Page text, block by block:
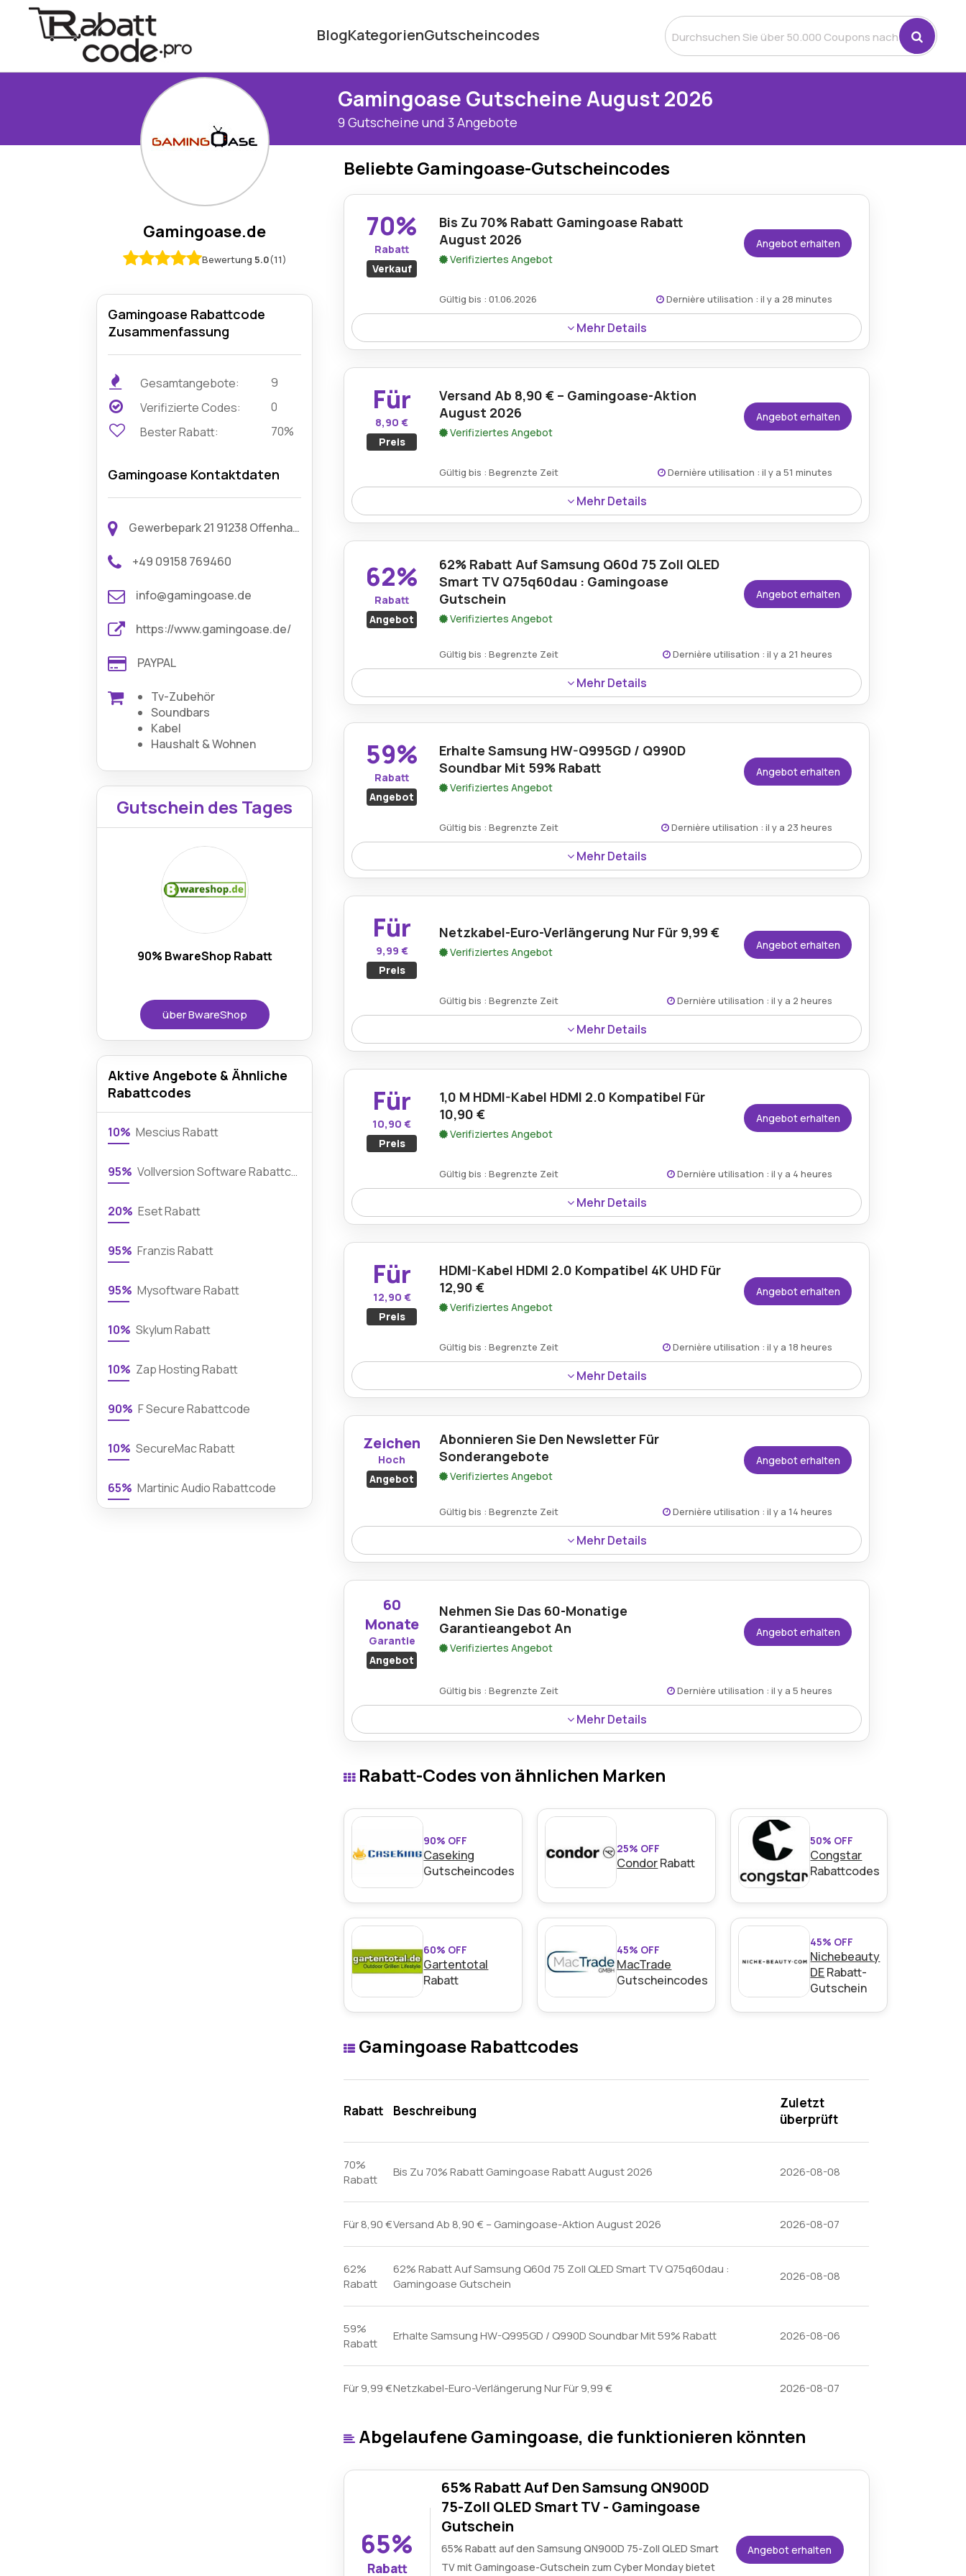
BlogKategorienGutscheincodes
Gamingoase Gutscheine August 2026
9 Gutscheine und 3 Angebote
Beliebte Gamingoase-Gutscheincodes
70%
Rabatt
Verkauf
Bis Zu 70% Rabatt Gamingoase Rabatt
August 2026
Verifiziertes Angebot
Angebot erhalten
Gültig bis : 01.06.2026 Dernière utilisation : il y a 28 minutes
Mehr Details
Käufer können im August 2026 mit Gamingoase-Rabatten bis zu 70% sparen und dabei
erhebliche Ermäßigungen auf Premium-Elektronik, Unterhaltungssysteme und moderne Smart-
Für
8,90 €
Preis
Versand Ab 8,90 € – Gamingoase-Aktion
August 2026
Verifiziertes Angebot
Angebot erhalten
Gültig bis : Begrenzte Zeit Dernière utilisation : il y a 51 minutes
Mehr Details
Mit dieser exklusiven Gamingoase-Aktion erhalten Sie Versandkosten ab nur 8,90 € und sparen so
noch mehr.
62%
Rabatt
Angebot
62% Rabatt Auf Samsung Q60d 75 Zoll QLED
Smart TV Q75q60dau : Gamingoase
Gutschein
Verifiziertes Angebot
Angebot erhalten
Gültig bis : Begrenzte Zeit Dernière utilisation : il y a 21 heures
Mehr Details
Kunden können mit einem Gamingoase-Gutschein 62% auf den Samsung Q60D 75 Zoll QLED
Smart TV Q75Q60DAU sichern, der hohe Leistung, beeindruckende Bilder und Erschwinglichkeit
59%
Rabatt
Angebot
Erhalte Samsung HW-Q995GD / Q990D
Soundbar Mit 59% Rabatt
Verifiziertes Angebot
Angebot erhalten
Gültig bis : Begrenzte Zeit Dernière utilisation : il y a 23 heures
Mehr Details
Die Samsung HW-Q995GD / Q990D Soundbar ist mit 59% Rabatt erhältlich, wodurch Käufer
kraftvollen Surround-Sound, erweiterte Funktionen und erstklassige Audioqualität zu einem
Für
9,99 €
Preis
Netzkabel-Euro-Verlängerung Nur Für 9,99 €
Verifiziertes Angebot
Angebot erhalten
Gültig bis : Begrenzte Zeit Dernière utilisation : il y a 2 heures
Mehr Details
Erhalten Sie eine Euro-Stromkabel-Verlängerung zum Sonderpreis von nur 9,99 € für zuverlässige
Konnektivität Ihrer Geräte.
Für
10,90 €
Preis
1,0 M HDMI-Kabel HDMI 2.0 Kompatibel Für
10,90 €
Verifiziertes Angebot
Angebot erhalten
Gültig bis : Begrenzte Zeit Dernière utilisation : il y a 4 heures
Mehr Details
Erhalten Sie ein 1,0 m langes HDMI-Kabel (HDMI 2.0-kompatibel) für nur 10,90 € – perfekt für
Highspeed- und HD-Videoverbindungen.
Für
12,90 €
Preis
HDMI-Kabel HDMI 2.0 Kompatibel 4K UHD Für
12,90 €
Verifiziertes Angebot
Angebot erhalten
Gültig bis : Begrenzte Zeit Dernière utilisation : il y a 18 heures
Mehr Details
Sichern Sie sich ein HDMI 2.0-kompatibles 4K-UHD-Kabel zum reduzierten Preis von 12,90 € – ideal
für überragende Bildqualität und Leistung.
Zeichen
Hoch
Angebot
Abonnieren Sie Den Newsletter Für
Sonderangebote
Verifiziertes Angebot
Angebot erhalten
Gültig bis : Begrenzte Zeit Dernière utilisation : il y a 14 heures
Mehr Details
Melden Sie sich für den Newsletter an und erhalten Sie Zugang zu exklusiven Sonderangeboten,
Rabatten und Vorab-Aktionen für Premium-Deals.
60
Monate
Garantie
Angebot
Nehmen Sie Das 60-Monatige
Garantieangebot An
Verifiziertes Angebot
Angebot erhalten
Gültig bis : Begrenzte Zeit Dernière utilisation : il y a 5 heures
Mehr Details
Profitieren Sie von einer 60-monatigen Garantie für langfristigen Schutz und Sicherheit bei allen
Rabatt-Codes von ähnlichen Marken
90% OFF
Caseking
Gutscheincodes
25% OFF
CondorRabatt
50% OFF
Congstar
Rabattcodes
60% OFF
Gartentotal
Rabatt
45% OFF
MacTrade
Gutscheincodes
45% OFF
Nichebeauty
DERabatt-
Gutschein
Gamingoase Rabattcodes
Rabatt Beschreibung
Zuletzt
überprüft
70%
Rabatt
Bis Zu 70% Rabatt Gamingoase Rabatt August 2026 2026-08-08
Für 8,90 €Versand Ab 8,90 € – Gamingoase-Aktion August 2026 2026-08-07
62%
Rabatt
62% Rabatt Auf Samsung Q60d 75 Zoll QLED Smart TV Q75q60dau :
Gamingoase Gutschein
2026-08-08
59%
Rabatt
Erhalte Samsung HW-Q995GD / Q990D Soundbar Mit 59% Rabatt 2026-08-06
Für 9,99 €Netzkabel-Euro-Verlängerung Nur Für 9,99 € 2026-08-07
Abgelaufene Gamingoase, die funktionieren könnten
65%
Rabatt
65% Rabatt Auf Den Samsung QN900D
75-Zoll QLED Smart TV - Gamingoase
Gutschein
65% Rabatt auf den Samsung QN900D 75-Zoll QLED Smart
TV mit Gamingoase-Gutschein zum Cyber Monday bietet
Angebot erhalten
Gamingoase.de
Bewertung 5.0(11)
Gamingoase Rabattcode
Zusammenfassung
Gesamtangebote:
9
Verifizierte Codes:
0
Bester Rabatt:
70%
Gamingoase Kontaktdaten
Gewerbepark 21 91238 Offenhausen Deutschland
+49 09158 769460
info@gamingoase.de
https://www.gamingoase.de/
PAYPAL
Tv-Zubehör
Soundbars
Kabel
Haushalt & Wohnen
Gutschein des Tages
90% BwareShop Rabatt
über BwareShop
Aktive Angebote & Ähnliche
Rabattcodes
10% Mescius Rabatt
95% Vollversion Software Rabattcode
20% Eset Rabatt
95% Franzis Rabatt
95% Mysoftware Rabatt
10% Skylum Rabatt
10% Zap Hosting Rabatt
90% F Secure Rabattcode
10% SecureMac Rabatt
65% Martinic Audio Rabattcode